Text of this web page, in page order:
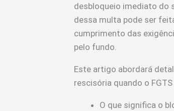
desbloqueio imediato do
dessa multa pode ser
cumprimento das
pelo fundo.
Este artigo abordará
rescisória quando o
O que significa o